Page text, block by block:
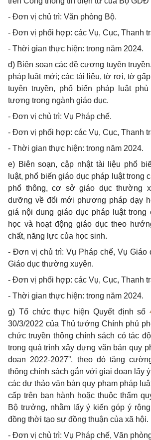
- Đơn vị chủ trì: Văn phòng Bộ.
- Đơn vị phối hợp: các Vụ, Cục, Thanh
- Thời gian thực hiện: trong năm 2024.
đ) Biên soạn các đề cương tuyên
pháp luật mới; các tài liệu, tờ rơi, tờ
tuyên truyền, phổ biến pháp luật
tượng trong ngành giáo dục.
- Đơn vị chủ trì: Vụ Pháp chế.
- Đơn vị phối hợp: các Vụ, Cục, Thanh
- Thời gian thực hiện: trong năm 2024.
e) Biên soạn, cập nhật tài liệu phổ
luật, phổ biến giáo dục pháp luật trong
phổ thông, cơ sở giáo dục thường
dưỡng về đổi mới phương pháp dạy
giá nội dung giáo dục pháp luật trong
học và hoạt động giáo dục theo
chất, năng lực của học sinh.
- Đơn vị chủ trì: Vụ Pháp chế, Vụ Giáo
Giáo dục thường xuyên.
- Đơn vị phối hợp: các Vụ, Cục, Thanh
- Thời gian thực hiện: trong năm 2024.
g) Tổ chức thực hiện Quyết định số
30/3/2022 của Thủ tướng Chính phủ
chức truyền thông chính sách có tác
trong quá trình xây dựng văn bản quy
đoạn 2022-2027”, theo đó tăng
thông chính sách gắn với giai đoạn lấy
các dự thảo văn bản quy phạm pháp
cấp trên ban hành hoặc thuộc thẩm
Bộ trưởng, nhằm lấy ý kiến góp ý
đồng thời tạo sự đồng thuận của xã hội.
- Đơn vị chủ trì: Vụ Pháp chế, Văn